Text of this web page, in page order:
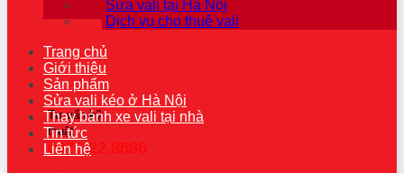
Tư vấn kỹ
thuật
0976.22.8686
Sửa vali tại Hà Nội
Dịch vụ cho thuê vali
Trang chủ
Giới thiệu
Sản phẩm
Sửa vali kéo ở Hà Nội
Thay bánh xe vali tại nhà
Tin tức
Liên hệ